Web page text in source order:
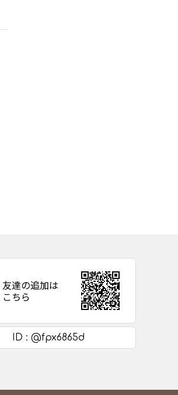
友達の追加は
こちら
ID : @fpx6865d